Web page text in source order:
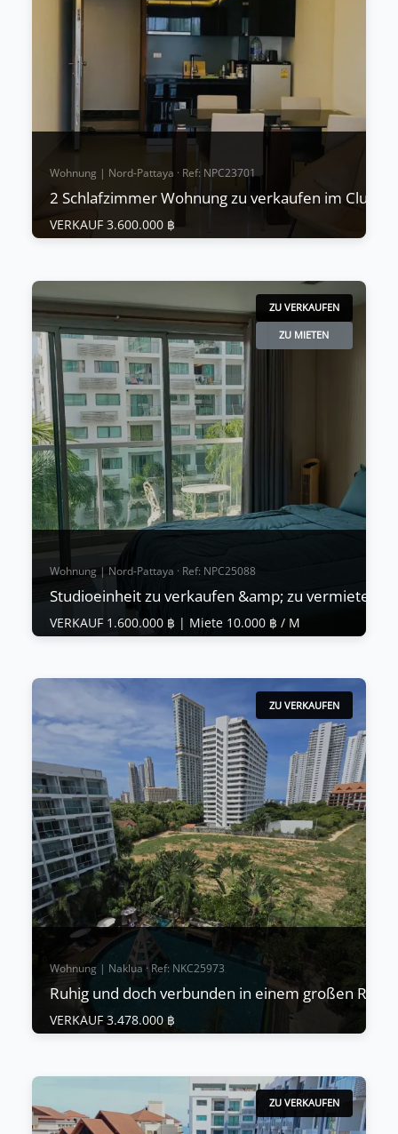
Wohnung gerade in diesem brandneuen Projekt
verfügbar! Vollständig möbliert nach hohem
Standard, Einbauschränke
Mehr anzeigen
Wohnung | Nord-Pattaya · Ref: NPC23701
2 Schlafzimmer Wohnung zu verkaufen im Club
VERKAUF 3.600.000 ฿
2 Schlafzimmer Wohnung zu verkaufen im
Club Royal
VERKAUF 3.600.000 ฿
Club Royal Pattaya ist ein neu errichtetes,
niedriges Gebäude, das sich am Ende der Naklua
Soi 12 befindet, nur um die Ecke vom Sanctuary of
Truth, einer vollständig aus Holz erbauten
Tempelanlage, die für ihre kulturelle Bedeutung
hoch geschätzt wird. Cl
Mehr anzeigen
ZU VERKAUFEN
ZU MIETEN
Wohnung | Nord-Pattaya · Ref: NPC25088
Studioeinheit zu verkaufen &amp; zu vermieten |
VERKAUF 1.600.000 ฿ | Miete 10.000 ฿ / M
Studioeinheit zu verkaufen &amp; zu
vermieten | Club Royal, Wongamat
VERKAUF 1.600.000 ฿|Miete 10.000 ฿ / M
🌴 Club Royal – Leben am Strand in Nord-Pattaya
🌊 Nur 100 Meter vom Wongamat Strand und nur
wenige Schritte von dem ikonischen Sanctuary
Mehr anzeigen
ZU VERKAUFEN
Wohnung | Naklua · Ref: NKC25973
Ruhig und doch verbunden in einem großen
VERKAUF 3.478.000 ฿
Ruhig und doch verbunden in einem großen
Raum @Club Royal, Naklua
VERKAUF 3.478.000 ฿
ZU VERKAUFEN